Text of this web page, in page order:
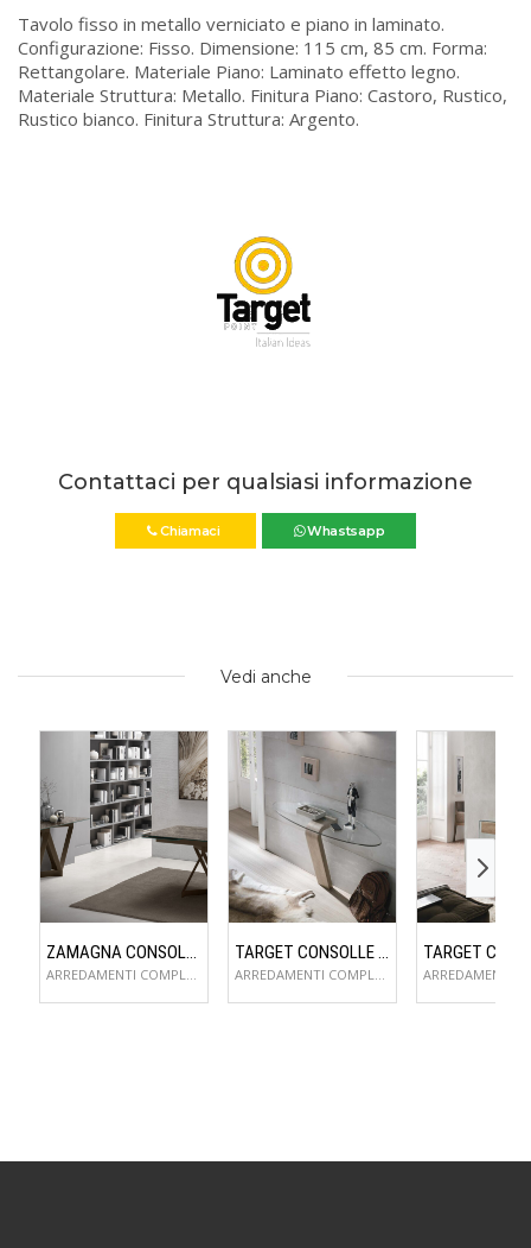
Tavolo fisso in metallo verniciato e piano in laminato.
Configurazione: Fisso. Dimensione: 115 cm, 85 cm. Forma:
Rettangolare. Materiale Piano: Laminato effetto legno.
Materiale Struttura: Metallo. Finitura Piano: Castoro, Rustico,
Rustico bianco. Finitura Struttura: Argento.
Contattaci per qualsiasi informazione
Chiamaci Whastsapp
Vedi anche
ZAMAGNA CONSOLLE FLAME TARGET CONSOLLE OMNIA